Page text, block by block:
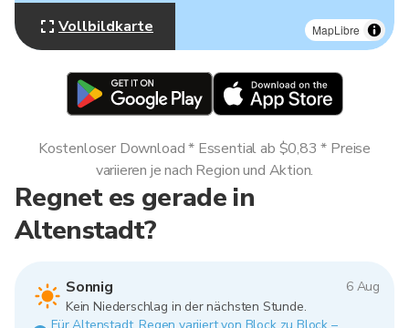
MapLibre
Vollbildkarte
Regnet es gerade in
Altenstadt?
Sonnig
6 Aug
Kein Niederschlag in der nächsten Stunde.
Kostenloser Download * Essential ab $0,83 * Preise
variieren je nach Region und Aktion.